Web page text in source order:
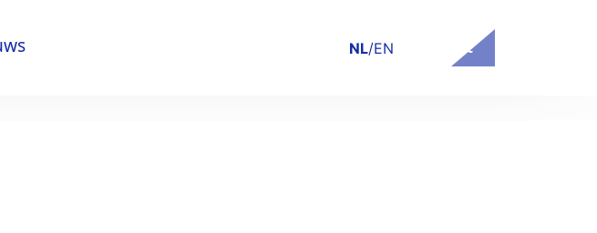
NL/EN Contact